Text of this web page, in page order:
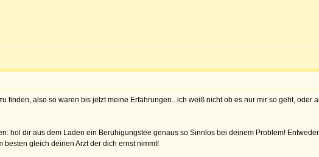
finden, also so waren bis jetzt meine Erfahrungen...ich weiß nicht ob es nur mir so geht, oder
hol dir aus dem Laden ein Beruhigungstee genaus so Sinnlos bei deinem Problem!
gleich deinen Arzt der dich ernst nimmt!